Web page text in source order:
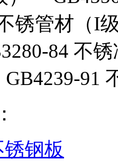
锈管材（
84 不
91
锈钢板